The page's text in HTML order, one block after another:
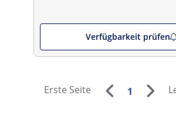
Verfügbarkeit prüfen
Erste Seite 1